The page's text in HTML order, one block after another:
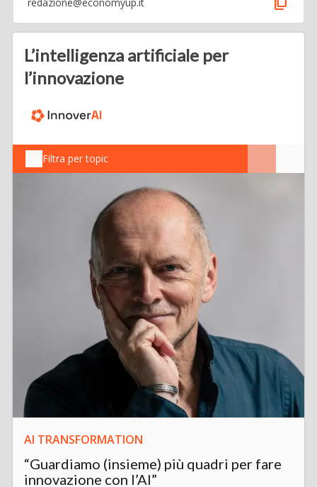
redazione@economyup.it
L’intelligenza artificiale per
l’innovazione
Filtra per topic
AI TRANSFORMATION
“Guardiamo (insieme) più quadri per fare
innovazione con l’AI”